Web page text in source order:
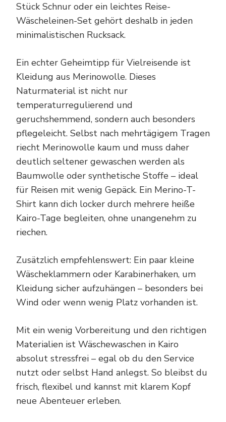
Stück Schnur oder ein leichtes Reise-
Wäscheleinen-Set gehört deshalb in jeden
minimalistischen Rucksack.
Ein echter Geheimtipp für Vielreisende ist
Kleidung aus Merinowolle. Dieses
Naturmaterial ist nicht nur
temperaturregulierend und
geruchshemmend, sondern auch besonders
pflegeleicht. Selbst nach mehrtägigem Tragen
riecht Merinowolle kaum und muss daher
deutlich seltener gewaschen werden als
Baumwolle oder synthetische Stoffe – ideal
für Reisen mit wenig Gepäck. Ein Merino-T-
Shirt kann dich locker durch mehrere heiße
Kairo-Tage begleiten, ohne unangenehm zu
riechen.
Zusätzlich empfehlenswert: Ein paar kleine
Wäscheklammern oder Karabinerhaken, um
Kleidung sicher aufzuhängen – besonders bei
Wind oder wenn wenig Platz vorhanden ist.
Mit ein wenig Vorbereitung und den richtigen
Materialien ist Wäschewaschen in Kairo
absolut stressfrei – egal ob du den Service
nutzt oder selbst Hand anlegst. So bleibst du
frisch, flexibel und kannst mit klarem Kopf
neue Abenteuer erleben.